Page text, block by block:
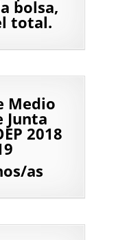
bolsa,
total.
Medio
Junta
2018
as